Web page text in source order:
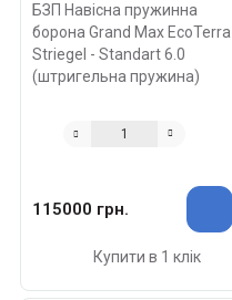
БЗП Навісна пружинна
борона Grand Max EcoTerra
Striegel - Standart 6.0
(штригельна пружина)
115000 грн.
Купити в 1 клік